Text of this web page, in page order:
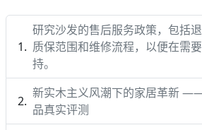
研究沙发的售后服务政策，包括退
质保范围和维修流程，以便在需
持。
新实木主义风潮下的家居革新
品真实评测